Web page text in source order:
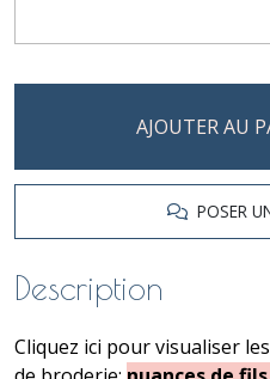
AJOUTER AU
POSER
Description
Cliquez ici pour visualiser